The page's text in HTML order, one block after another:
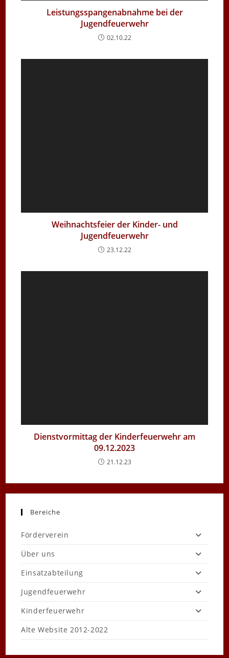
Leistungsspangenabnahme bei der
Jugendfeuerwehr
02.10.22
Weihnachtsfeier der Kinder- und
Jugendfeuerwehr
23.12.22
Dienstvormittag der Kinderfeuerwehr am
09.12.2023
21.12.23
Bereiche
Förderverein
Über uns
Einsatzabteilung
Jugendfeuerwehr
Kinderfeuerwehr
Alte Website 2012-2022